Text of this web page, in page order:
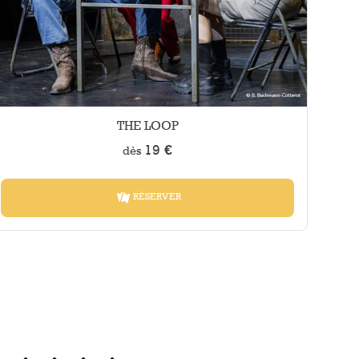
THE LOOP
dès 19 €
RÉSERVER